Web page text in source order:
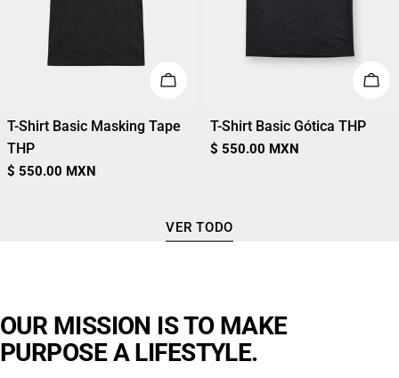
ELIGE OPCIONES
T-Shirt Basic Masking Tape
THP
Precio
$ 550.00 MXN
T-Shirt Basic Gótica THP
Precio
$ 550.00 MXN
VER TODO
OUR MISSION IS TO MAKE
PURPOSE A LIFESTYLE.